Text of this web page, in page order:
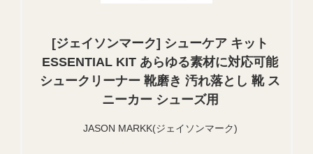
[ジェイソンマーク] シューケア キット
ESSENTIAL KIT あらゆる素材に対応可能
シュークリーナー 靴磨き 汚れ落とし 靴 ス
ニーカー シューズ用
JASON MARKK(ジェイソンマーク)